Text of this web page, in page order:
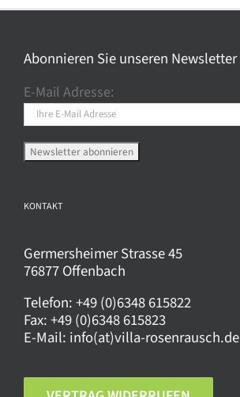
auf.
Optionen
auf
der
Produktseite
gewählt
Abonnieren Sie unseren Newsletter
E-Mail Adresse:
KONTAKT
Germersheimer Strasse 45
76877 Offenbach
Telefon:+49 (0)6348 615822
Fax:+49 (0)6348 615823
E-Mail: info(at)villa-rosenrausch.de